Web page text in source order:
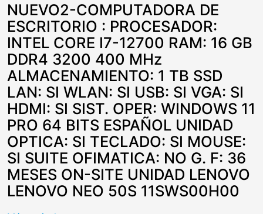
NUEVO2-COMPUTADORA DE
ESCRITORIO : PROCESADOR:
INTEL CORE I7-12700 RAM: 16 GB
DDR4 3200 400 MHz
ALMACENAMIENTO: 1 TB SSD
LAN: SI WLAN: SI USB: SI VGA: SI
HDMI: SI SIST. OPER: WINDOWS 11
PRO 64 BITS ESPAÑOL UNIDAD
OPTICA: SI TECLADO: SI MOUSE:
SI SUITE OFIMATICA: NO G. F: 36
MESES ON-SITE UNIDAD LENOVO
LENOVO NEO 50S 11SWS00H00